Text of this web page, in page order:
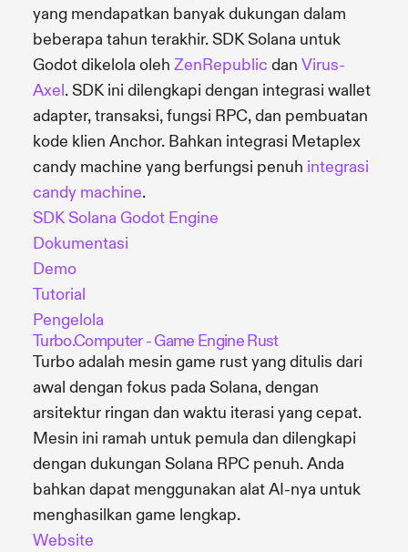
yang mendapatkan banyak dukungan dalam
beberapa tahun terakhir. SDK Solana untuk
Godot dikelola oleh ZenRepublic dan Virus-
Axel. SDK ini dilengkapi dengan integrasi wallet
adapter, transaksi, fungsi RPC, dan pembuatan
kode klien Anchor. Bahkan integrasi Metaplex
candy machine yang berfungsi penuh integrasi
candy machine.
SDK Solana Godot Engine
Dokumentasi
Demo
Tutorial
Pengelola
Turbo.Computer - Game Engine Rust
Turbo adalah mesin game rust yang ditulis dari
awal dengan fokus pada Solana, dengan
arsitektur ringan dan waktu iterasi yang cepat.
Mesin ini ramah untuk pemula dan dilengkapi
dengan dukungan Solana RPC penuh. Anda
bahkan dapat menggunakan alat AI-nya untuk
menghasilkan game lengkap.
Website